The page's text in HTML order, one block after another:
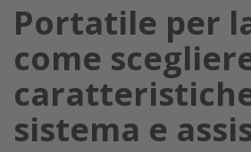
Portatile per
come
sistema e